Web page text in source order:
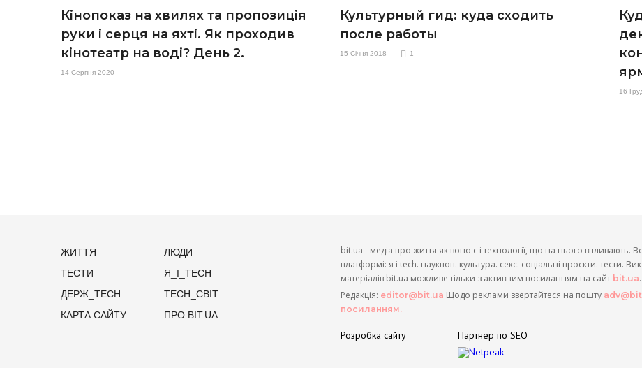
Кінопоказ на хвилях та пропозиція
руки і серця на яхті. Як проходив
кінотеатр на воді? День 2.
14 Серпня 2020
Культурный гид: куда сходить
после работы
15 Січня 2018 1
16
ЖИТТЯ
ЛЮДИ
ТЕСТИ
Я_І_TECH
ДЕРЖ_TECH
TECH_СВІТ
КАРТА САЙТУ
ПРО BIT.UA
bit.ua - медіа про життя як воно є і технології, що на нього впливають.
платформі: я і tech. наукпоп. культура. секс. соціальні проєкти. тести.
матеріалів bit.ua можливе тільки з активним посиланням на сайт bit.ua.
Редакція: editor@bit.ua Щодо реклами звертайтеся на пошту
посиланням.
Розробка сайту Партнер по SEO